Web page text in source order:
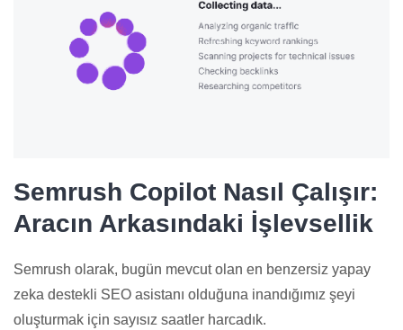
Semrush Copilot Nasıl Çalışır:
Aracın Arkasındaki İşlevsellik
Semrush olarak, bugün mevcut olan en benzersiz yapay
zeka destekli SEO asistanı olduğuna inandığımız şeyi
oluşturmak için sayısız saatler harcadık.